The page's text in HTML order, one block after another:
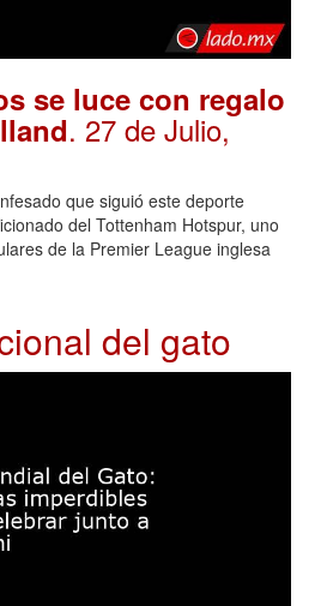
se luce con regalo
. 27 de Julio,
que siguió este deporte
del Tottenham Hotspur, uno
de la Premier League inglesa
del gato